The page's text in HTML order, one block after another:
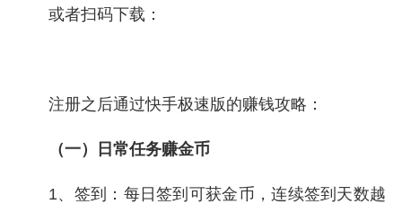
或者扫码下载：
注册之后通过快手极速版的赚钱攻略：
（一）日常任务赚金币
1、签到：每日签到可获金币，连续签到天数越